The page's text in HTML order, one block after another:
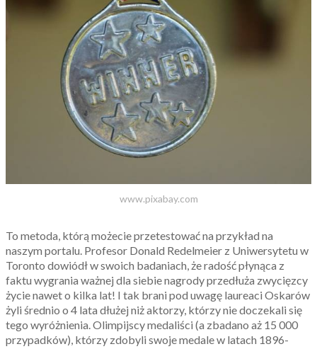
www.pixabay.com
To metoda, którą możecie przetestować na przykład na
naszym portalu. Profesor Donald Redelmeier z Uniwersytetu w
Toronto dowiódł w swoich badaniach, że radość płynąca z
faktu wygrania ważnej dla siebie nagrody przedłuża zwycięzcy
życie nawet o kilka lat! I tak brani pod uwagę laureaci Oskarów
żyli średnio o 4 lata dłużej niż aktorzy, którzy nie doczekali się
tego wyróżnienia. Olimpijscy medaliści (a zbadano aż 15 000
przypadków), którzy zdobyli swoje medale w latach 1896-